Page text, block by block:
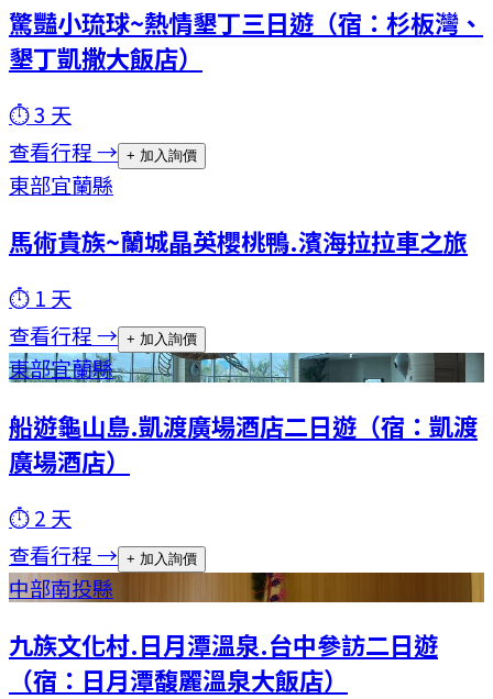
驚豔小琉球~熱情墾丁三日遊（宿：杉板灣、
墾丁凱撒大飯店）
⏱3 天
查看行程 → + 加入詢價
東部宜蘭縣
馬術貴族~蘭城晶英櫻桃鴨.濱海拉拉車之旅
⏱ 1 天
查看行程 → + 加入詢價
東部宜蘭縣
船遊龜山島.凱渡廣場酒店二日遊（宿：凱渡
廣場酒店）
⏱2 天
查看行程 → + 加入詢價
中部南投縣
九族文化村.日月潭溫泉.台中參訪二日遊
（宿：日月潭馥麗溫泉大飯店）